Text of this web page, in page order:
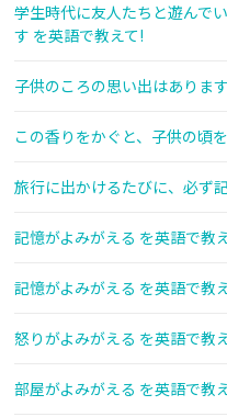
学生時代に友人たちと遊んで
す を英語で教えて!
子供のころの思い出はありま
この香りをかぐと、子供の頃
旅行に出かけるたびに、必ず
記憶がよみがえる を英語で教
記憶がよみがえる を英語で教
怒りがよみがえる を英語で教
部屋がよみがえる を英語で教